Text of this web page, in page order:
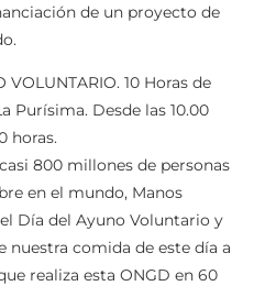
de un proyecto de
VOLUNTARIO. 10 Horas de
Purísima. Desde las 10.00
horas.
800 millones de personas
en el mundo, Manos
Día del Ayuno Voluntario y
comida de este día a
realiza esta ONGD en 60